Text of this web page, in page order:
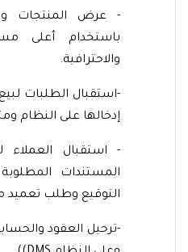
- عرض المنتجات
باستخدام أعلى
والاحترافية.
-استقبال الطلبات
إدخالها على النظام
- استقبال العملاء
المستندات
التوقيع وطلب تعميد
-ترحيل العقود